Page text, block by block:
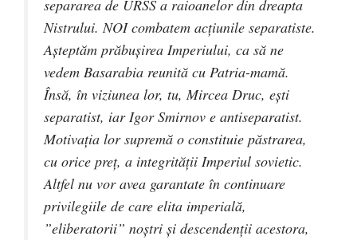
separarea de URSS a raioanelor din dreapta
Nistrului. NOI combatem acțiunile separatiste.
Așteptăm prăbușirea Imperiului, ca să ne
vedem Basarabia reunită cu Patria-mamă.
Însă, în viziunea lor, tu, Mircea Druc, ești
separatist, iar Igor Smirnov e antiseparatist.
Motivația lor supremă o constituie păstrarea,
cu orice preț, a integrității Imperiul sovietic.
Altfel nu vor avea garantate în continuare
privilegiile de care elita imperială,
”eliberatorii” noștri și descendenții acestora,